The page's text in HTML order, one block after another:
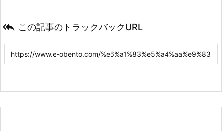
 この記事のトラックバックURL